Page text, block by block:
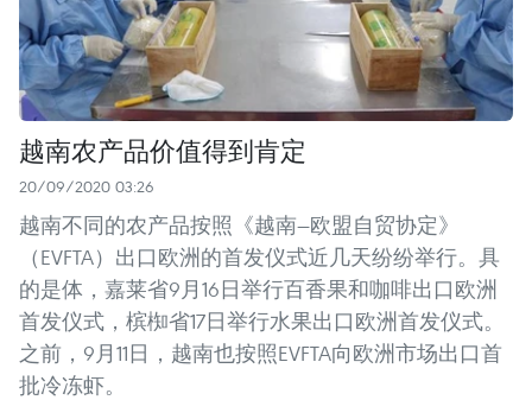
越南农产品价值得到肯定
20/09/2020 03:26
越南不同的农产品按照《越南—欧盟自贸协定》
（EVFTA）出口欧洲的首发仪式近几天纷纷举行。具
的是体，嘉莱省9月16日举行百香果和咖啡出口欧洲
首发仪式，槟椥省17日举行水果出口欧洲首发仪式。
之前，9月11日，越南也按照EVFTA向欧洲市场出口首
批冷冻虾。